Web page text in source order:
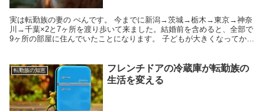
実は転勤族の妻の ぺんです。 今までに新潟→茨城→栃木→東京→神奈
川→千葉×2と7ヶ所を渡り歩いて来ました。結婚前を含めると、全部で
9ヶ所の部屋に住んでいたことになります。 子どもが大きくなってから
転勤族の知恵
フレンチドアの冷蔵庫が転勤族の
生活を変える